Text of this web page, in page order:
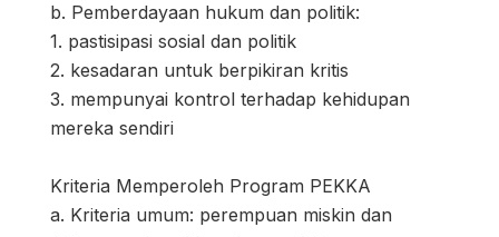
b. Pemberdayaan hukum dan politik:
1. pastisipasi sosial dan politik
2. kesadaran untuk berpikiran kritis
3. mempunyai kontrol terhadap kehidupan
mereka sendiri
Kriteria Memperoleh Program PEKKA
a. Kriteria umum: perempuan miskin dan